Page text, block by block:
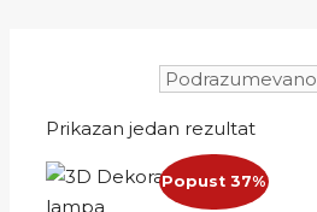
Prikazan jedan rezultat
Popust 37%